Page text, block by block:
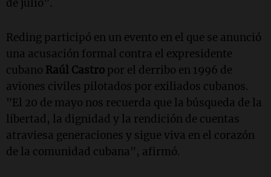
de julio".
Reding participó en un evento en el que se anunció
una acusación formal contra el expresidente
cubano Raúl Castro por el derribo en 1996 de
aviones civiles pilotados por exiliados cubanos.
"El 20 de mayo nos recuerda que la búsqueda de la
libertad, la dignidad y la rendición de cuentas
atraviesa generaciones y sigue viva en el corazón
de la comunidad cubana", afirmó.